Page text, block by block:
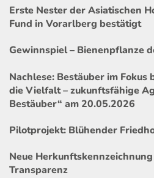
Erste Nester der Asiatischen
Fund in Vorarlberg bestätigt
Gewinnspiel – Bienenpflanze
Nachlese: Bestäuber im Fokus
die Vielfalt – zukunftsfähige
Bestäuber“ am 20.05.2026
Pilotprojekt: Blühender
Neue
Transparenz